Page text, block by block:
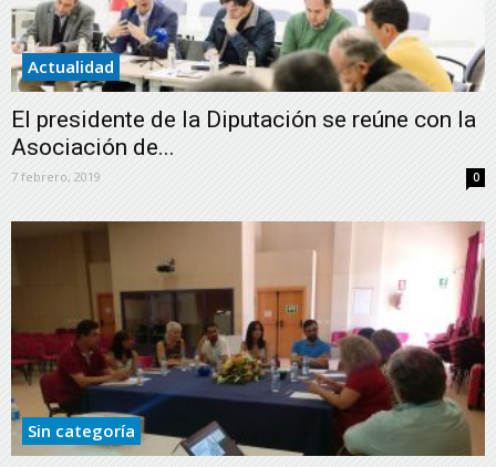
Actualidad
El presidente de la Diputación se reúne con la
Asociación de...
7 febrero, 2019 0
Sin categoría